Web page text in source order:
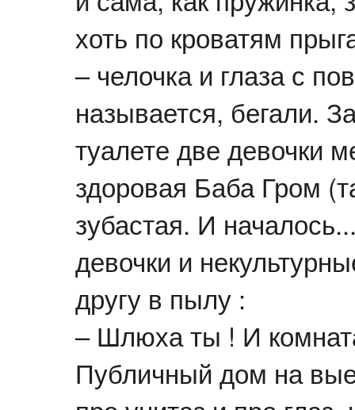
хоть по кроватям
– челочка и глаза с
называется, бегали.
туалете две девочки
здоровая Баба Гром
зубастая. И
девочки и
другу в пылу :
– Шлюха ты ! И
Публичный дом на